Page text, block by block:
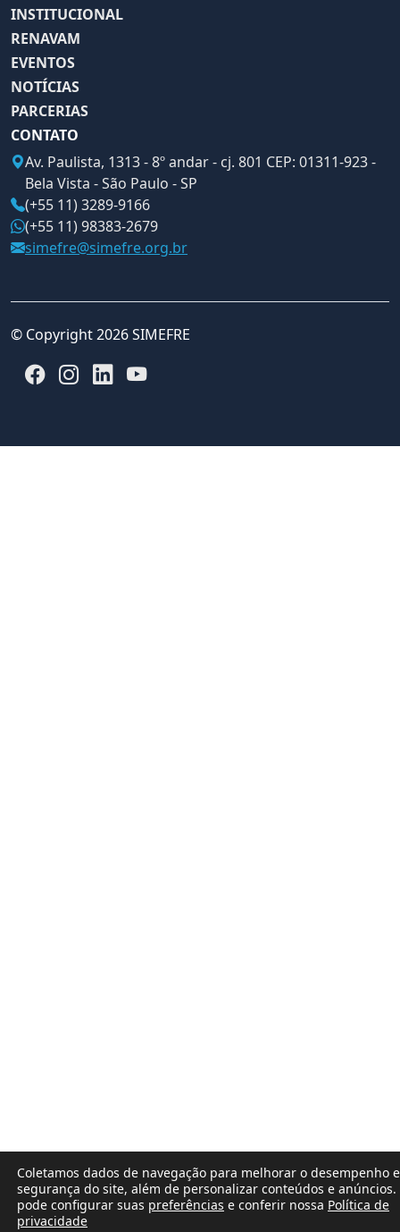
INSTITUCIONAL
RENAVAM
EVENTOS
NOTÍCIAS
PARCERIAS
CONTATO
Av. Paulista, 1313 - 8º andar - cj. 801 CEP: 01311-923 -
Bela Vista - São Paulo - SP
(+55 11) 3289-9166
(+55 11) 98383-2679
simefre@simefre.org.br
© Copyright 2026 SIMEFRE
Coletamos dados de navegação para melhorar o desempenho e
segurança do site, além de personalizar conteúdos e anúncios.
pode configurar suas preferências e conferir nossa Política de
privacidade